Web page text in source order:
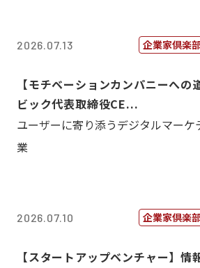
2026.07.13 企業家倶楽
【モチベーションカンパニーへの
ビック代表取締役CE...
ユーザーに寄り添うデジタルマーケ
業
2026.07.10 企業家倶楽
【スタートアップベンチャー】情